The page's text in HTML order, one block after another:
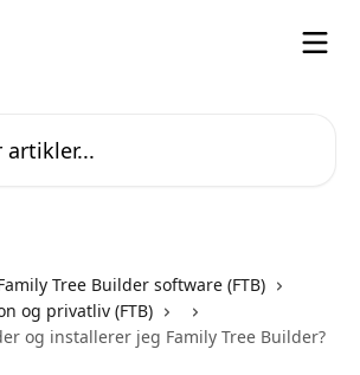
Tree Builder software (FTB)
og privatliv (FTB)
og installerer jeg Family Tree Builder?